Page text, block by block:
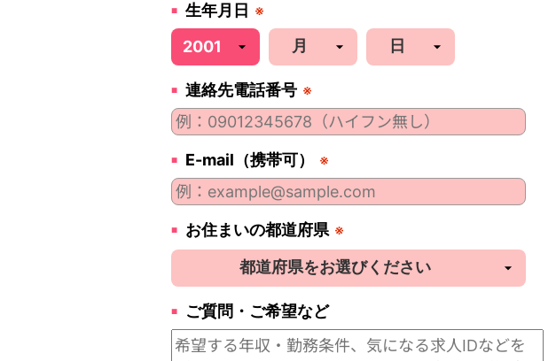
生年月日 ※
連絡先電話番号 ※
E-mail（携帯可） ※
お住まいの都道府県 ※
ご質問・ご希望など